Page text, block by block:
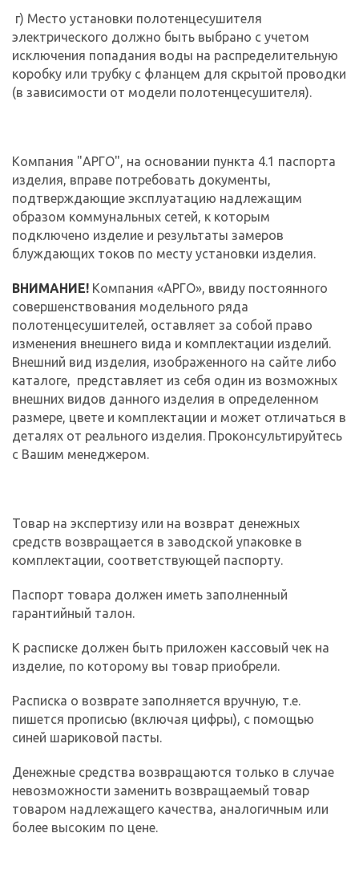
г) Место установки полотенцесушителя
электрического должно быть выбрано с учетом
исключения попадания воды на распределительную
коробку или трубку с фланцем для скрытой проводки
(в зависимости от модели полотенцесушителя).
Компания "АРГО", на основании пункта 4.1 паспорта
изделия, вправе потребовать документы,
подтверждающие эксплуатацию надлежащим
образом коммунальных сетей, к которым
подключено изделие и результаты замеров
блуждающих токов по месту установки изделия.
ВНИМАНИЕ! Компания «АРГО», ввиду постоянного
совершенствования модельного ряда
полотенцесушителей, оставляет за собой право
изменения внешнего вида и комплектации изделий.
Внешний вид изделия, изображенного на сайте либо
каталоге, представляет из себя один из возможных
внешних видов данного изделия в определенном
размере, цвете и комплектации и может отличаться в
деталях от реального изделия. Проконсультируйтесь
с Вашим менеджером.
Товар на экспертизу или на возврат денежных
средств возвращается в заводской упаковке в
комплектации, соответствующей паспорту.
Паспорт товара должен иметь заполненный
гарантийный талон.
К расписке должен быть приложен кассовый чек на
изделие, по которому вы товар приобрели.
Расписка о возврате заполняется вручную, т.е.
пишется прописью (включая цифры), с помощью
синей шариковой пасты.
Денежные средства возвращаются только в случае
невозможности заменить возвращаемый товар
товаром надлежащего качества, аналогичным или
более высоким по цене.